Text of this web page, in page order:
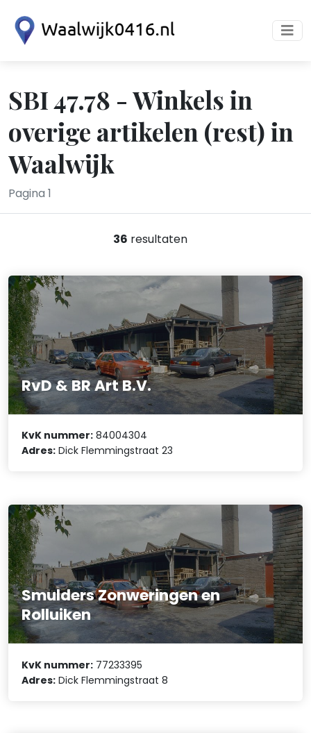
SBI 47.78 - Winkels in
overige artikelen (rest) in
Waalwijk
Pagina 1
36 resultaten
RvD & BR Art B.V.
KvK nummer: 84004304
Adres: Dick Flemmingstraat 23
Smulders Zonweringen en
Rolluiken
KvK nummer: 77233395
Adres: Dick Flemmingstraat 8